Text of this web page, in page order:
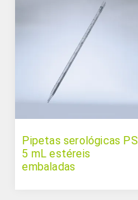
Pipetas serológicas PS
5 mL estéreis
embaladas